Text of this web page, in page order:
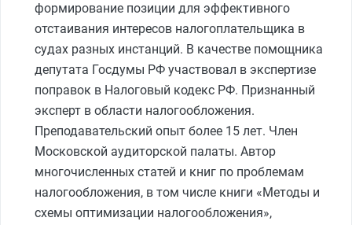
формирование позиции для эффективного
отстаивания интересов налогоплательщика в
судах разных инстанций. В качестве помощника
депутата Госдумы РФ участвовал в экспертизе
поправок в Налоговый кодекс РФ. Признанный
эксперт в области налогообложения.
Преподавательский опыт более 15 лет. Член
Московской аудиторской палаты. Автор
многочисленных статей и книг по проблемам
налогообложения, в том числе книги «Методы и
схемы оптимизации налогообложения»,